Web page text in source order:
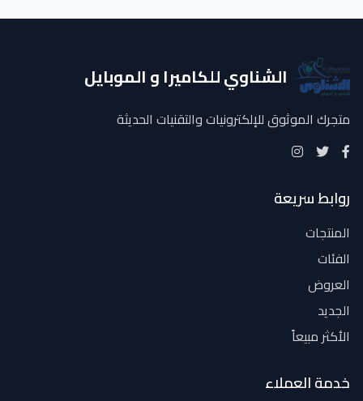
الشناوي للكاميرا و الموبايل
متجرك الموثوق للإلكترونيات والتقنيات الحديثة
روابط سريعة
المنتجات
الفئات
العروض
الجديد
الأكثر مبيعاً
خدمة العملاء